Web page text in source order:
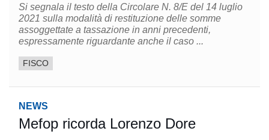
Si segnala il testo della Circolare N. 8/E del 14 luglio
2021 sulla modalità di restituzione delle somme
assoggettate a tassazione in anni precedenti,
espressamente riguardante anche il caso ...
FISCO
NEWS
Mefop ricorda Lorenzo Dore